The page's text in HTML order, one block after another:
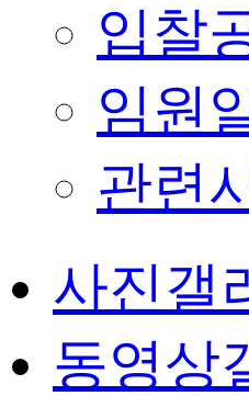
입찰
임원
관련
사진갤
동영상